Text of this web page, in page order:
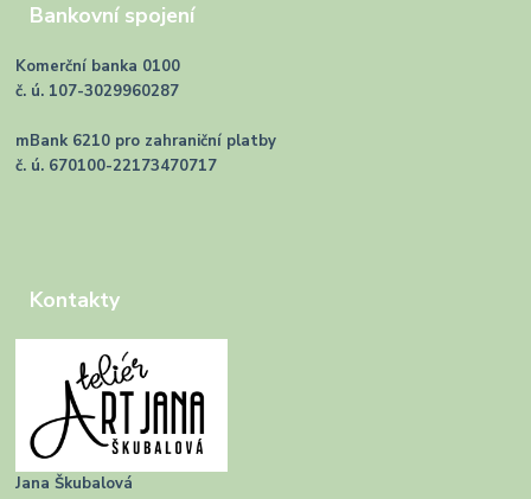
Bankovní spojení
Komerční banka 0100
č. ú. 107-3029960287
mBank 6210 pro zahraniční platby
č. ú. 670100-22173470717
Kontakty
Jana Škubalová